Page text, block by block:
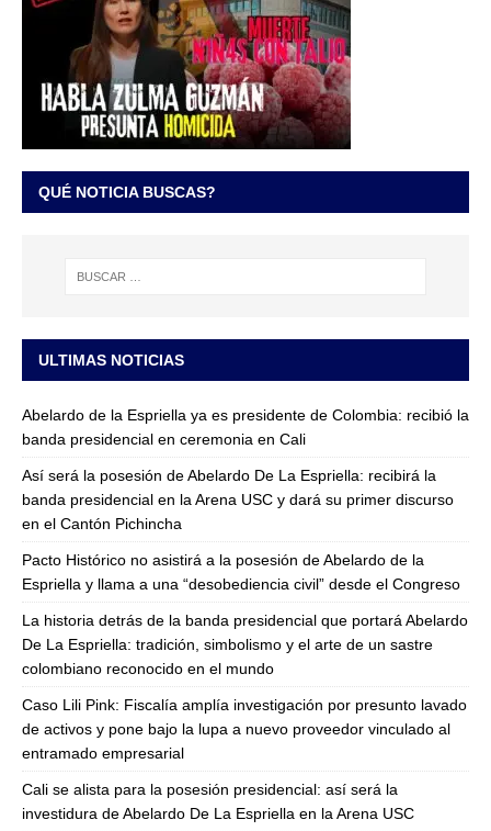
QUÉ NOTICIA BUSCAS?
ULTIMAS NOTICIAS
Abelardo de la Espriella ya es presidente de Colombia: recibió la
banda presidencial en ceremonia en Cali
Así será la posesión de Abelardo De La Espriella: recibirá la
banda presidencial en la Arena USC y dará su primer discurso
en el Cantón Pichincha
Pacto Histórico no asistirá a la posesión de Abelardo de la
Espriella y llama a una “desobediencia civil” desde el Congreso
La historia detrás de la banda presidencial que portará Abelardo
De La Espriella: tradición, simbolismo y el arte de un sastre
colombiano reconocido en el mundo
Caso Lili Pink: Fiscalía amplía investigación por presunto lavado
de activos y pone bajo la lupa a nuevo proveedor vinculado al
entramado empresarial
Cali se alista para la posesión presidencial: así será la
investidura de Abelardo De La Espriella en la Arena USC